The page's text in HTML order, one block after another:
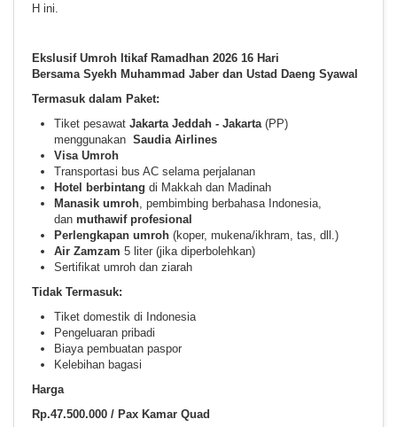
H ini.
Ekslusif Umroh Itikaf Ramadhan 2026 16 Hari
Bersama Syekh Muhammad Jaber dan Ustad Daeng Syawal
Termasuk dalam Paket:
Tiket pesawat Jakarta Jeddah - Jakarta (PP)
menggunakan Saudia Airlines
Visa Umroh
Transportasi bus AC selama perjalanan
Hotel berbintang di Makkah dan Madinah
Manasik umroh , pembimbing berbahasa Indonesia,
dan muthawif profesional
Perlengkapan umroh (koper, mukena/ikhram, tas, dll.)
Air Zamzam 5 liter (jika diperbolehkan)
Sertifikat umroh dan ziarah
Tidak Termasuk:
Tiket domestik di Indonesia
Pengeluaran pribadi
Biaya pembuatan paspor
Kelebihan bagasi
Harga
Rp.47.500.000 / Pax Kamar Quad